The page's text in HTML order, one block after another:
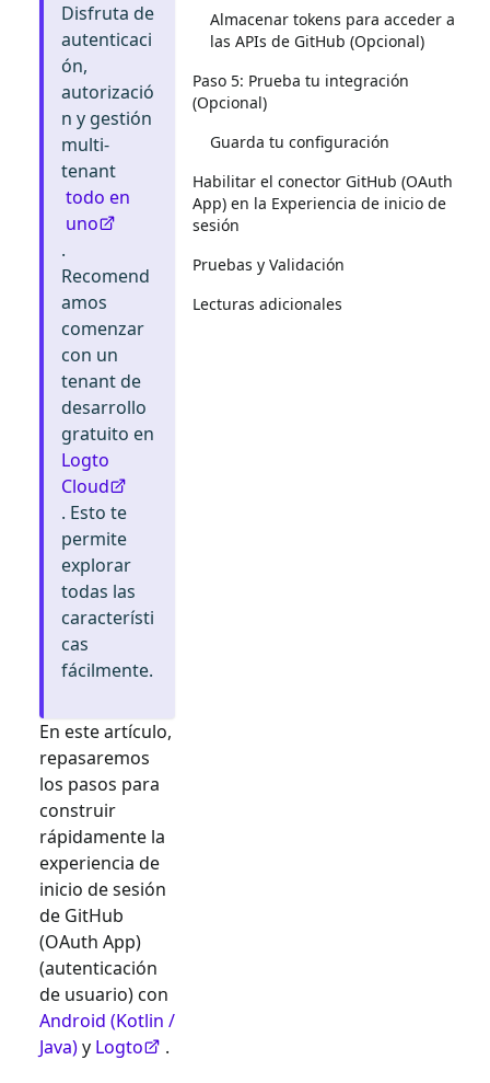
Disfruta de
autenticaci
ón,
autorizació
n y gestión
multi-
tenant
todo en
uno
.
Recomend
amos
comenzar
con un
tenant de
desarrollo
gratuito en
Logto
Cloud
. Esto te
permite
explorar
todas las
característi
cas
fácilmente.
En este artículo,
repasaremos
los pasos para
construir
rápidamente la
experiencia de
inicio de sesión
de GitHub
(OAuth App)
(autenticación
de usuario) con
Android (Kotlin /
Java)y Logto
.
Almacenar tokens para acceder a
las APIs de GitHub (Opcional)
Paso 5: Prueba tu integración
(Opcional)
Guarda tu configuración
Habilitar el conector GitHub (OAuth
App) en la Experiencia de inicio de
sesión
Pruebas y Validación
Lecturas adicionales